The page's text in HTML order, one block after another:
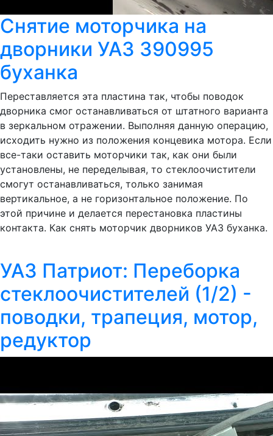
Снятие моторчика на
дворники УАЗ 390995
буханка
Переставляется эта пластина так, чтобы поводок
дворника смог останавливаться от штатного варианта
в зеркальном отражении. Выполняя данную операцию,
исходить нужно из положения концевика мотора. Если
все-таки оставить моторчики так, как они были
установлены, не переделывая, то стеклоочистители
смогут останавливаться, только занимая
вертикальное, а не горизонтальное положение. По
этой причине и делается перестановка пластины
контакта. Как снять моторчик дворников УАЗ буханка.
УАЗ Патриот: Переборка
стеклоочистителей (1/2) -
поводки, трапеция, мотор,
редуктор